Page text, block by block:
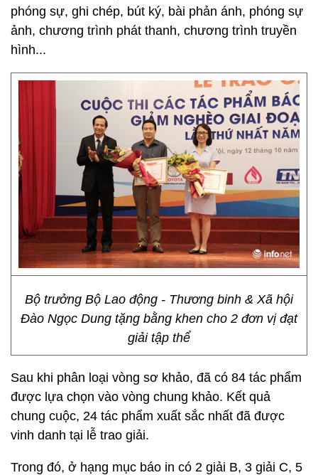
phóng sự, ghi chép, bút ký, bài phản ánh, phóng sự
ảnh, chương trình phát thanh, chương trình truyền
hình...
Bộ trưởng Bộ Lao động - Thương binh & Xã hội
Đào Ngọc Dung tặng bằng khen cho 2 đơn vị đạt
giải tập thể
Sau khi phân loại vòng sơ khảo, đã có 84 tác phẩm
được lựa chọn vào vòng chung khảo. Kết quả
chung cuộc, 24 tác phẩm xuất sắc nhất đã được
vinh danh tại lễ trao giải.
Trong đó, ở hạng mục báo in có 2 giải B, 3 giải C, 5